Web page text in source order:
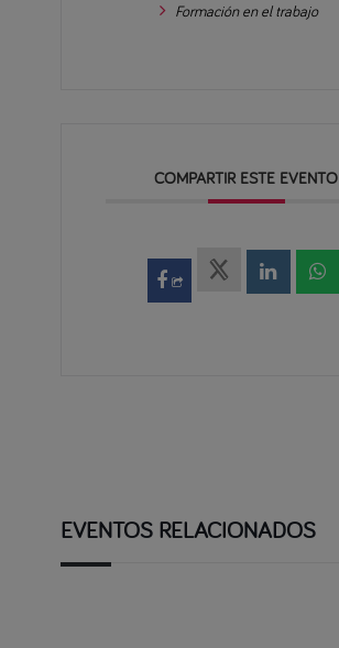
Formación en el trabajo
COMPARTIR ESTE EVENTO
EVENTOS RELACIONADOS